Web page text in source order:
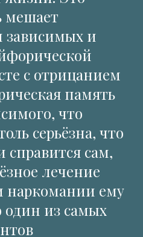
мешает
зависимых и
с отрицанием
память
что
серьёзна, что
справится сам,
лечение
наркомании ему
один из самых